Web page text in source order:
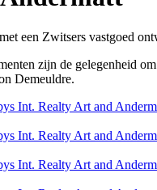
een Zwitsers vastgoed
zijn de gelegenheid
Demeuldre.